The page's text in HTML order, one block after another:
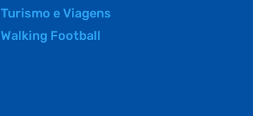
Turismo e Viagens
Walking Football